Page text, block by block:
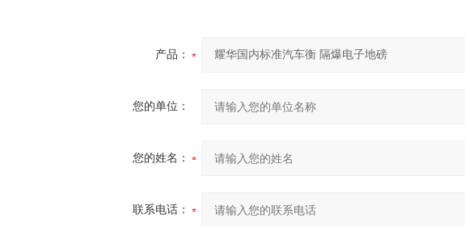
产品：
您的单位：
您的姓名：
联系电话：